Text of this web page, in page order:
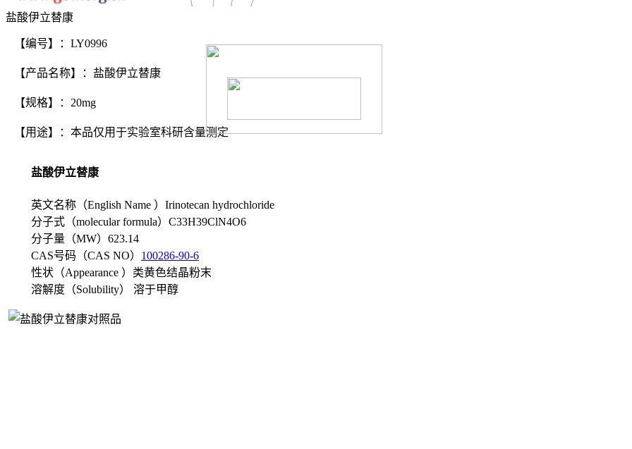
盐酸伊立替康
【编号】：LY0996
【产品名称】：盐酸伊立替康
【规格】：20mg
【用途】：本品仅用于实验室科研含量测定
盐酸伊立替康
英文名称（English Name ）Irinotecan hydrochloride
分子式（molecular formula）C33H39ClN4O6
分子量（MW）623.14
CAS号码（CAS NO） 100286-90-6
性状（Appearance ）类黄色结晶粉末
溶解度（Solubility） 溶于甲醇